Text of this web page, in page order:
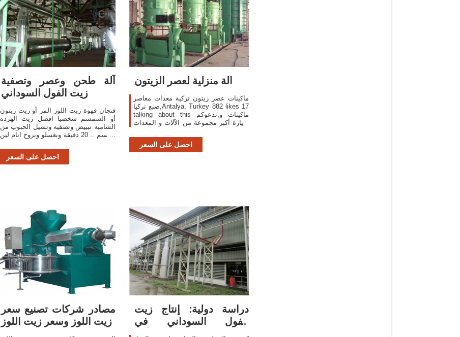
آلة طحن وعصر وتصفية
زيت الفول السوداني
فنجان قهوة زيت اللوز المر أو زيت زيتون
أو السمسم شخصيا افضل زيت الهرده
الشاميه تبييض وتصفيه وتشيل الحبوب من
الجسم .. 20 دقيقة وبغسلو وبروح انام لين
احصل على السعر
الة منزلية لعصر الزيتون
ماكينات عصر زيتون تركية معدات معاصر
صنع تركيا,Antalya, Turkey 882 likes 17
talking about this ماكينات و,ندعوكم
لزيارة أكبر مجموعة من الآلات و المعدات
الطرد المركزي . اتصل بالمورد
احصل على السعر
مصادر شركات تصنيع سعر
زيت اللوز وسعر زيت اللوز
دراسة دولية: إنتاج زيت
الفول السوداني في
المغرب الأقل